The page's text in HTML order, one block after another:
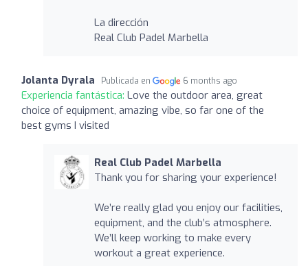
La dirección
Real Club Padel Marbella
Jolanta Dyrala Publicada en 6 months ago
Experiencia fantástica: Love the outdoor area, great
choice of equipment, amazing vibe, so far one of the
best gyms I visited
Real Club Padel Marbella
Thank you for sharing your experience!
We’re really glad you enjoy our facilities,
equipment, and the club’s atmosphere.
We’ll keep working to make every
workout a great experience.